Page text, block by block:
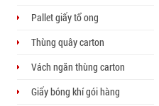
Pallet giấy tổ ong
Thùng quây carton
Vách ngăn thùng carton
Giấy bóng khí gói hàng